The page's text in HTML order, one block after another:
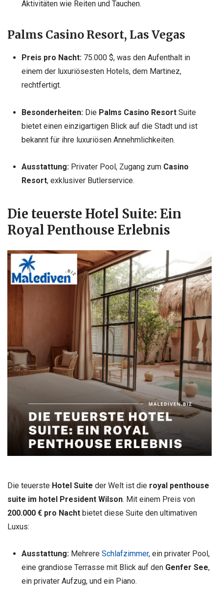
Aktivitäten wie Reiten und Tauchen.
Palms Casino Resort, Las Vegas
Preis pro Nacht:75.000 $, was den Aufenthalt in
einem der luxuriösesten Hotels, dem Martinez,
rechtfertigt.
Besonderheiten:Die Palms Casino ResortSuite
bietet einen einzigartigen Blick auf die Stadt und ist
bekannt für ihre luxuriösen Annehmlichkeiten.
Ausstattung:Privater Pool, Zugang zum Casino
Resort, exklusiver Butlerservice.
Die teuerste Hotel Suite: Ein
Royal Penthouse Erlebnis
Die teuerste Hotel Suite der Welt ist die royal penthouse
suite im hotel President Wilson. Mit einem Preis von
200.000 € pro Nacht bietet diese Suite den ultimativen
Luxus:
Ausstattung:Mehrere Schlafzimmer, ein privater Pool,
eine grandiose Terrasse mit Blick auf den Genfer See,
ein privater Aufzug, und ein Piano.